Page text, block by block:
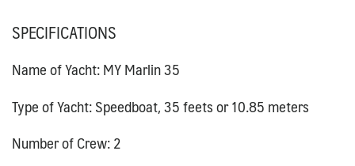
SPECIFICATIONS
Name of Yacht: MY Marlin 35
Type of Yacht: Speedboat, 35 feets or 10.85 meters
Number of Crew: 2